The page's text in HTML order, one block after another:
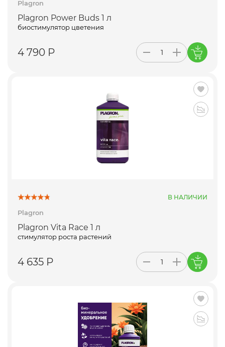
Plagron
Plagron Power Buds 1 л
биостимулятор цветения
4 790 Р
В НАЛИЧИИ
Plagron
Plagron Vita Race 1 л
стимулятор роста растений
4 635 Р